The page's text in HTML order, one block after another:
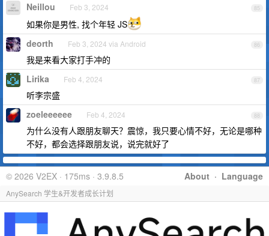
85
Neillou Feb 3, 2024
如果你是男性, 找个年轻 JS
86
deorth Feb 3, 2024 via Android
我是来看大家打手冲的
87
Lirika Feb 4, 2024
听李宗盛
88
zoeleeeeee Feb 4, 2024
为什么没有人跟朋友聊天？震惊，我只要心情不好，无论是哪种
不好，都会选择跟朋友说，说完就好了
About · Language
© 2026 V2EX · 175ms · 3.9.8.5
AnySearch 学生&开发者成长计划